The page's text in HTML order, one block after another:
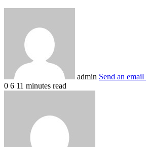
admin Send an email
0 6 11 minutes read